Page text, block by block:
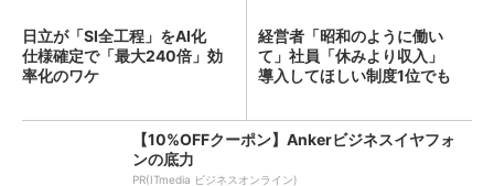
日立が「SI全工程」をAI化
仕様確定で「最大240倍」効
率化のワケ
経営者「昭和のように働い
て」社員「休みより収入」
導入してほしい制度1位でも
【10%OFFクーポン】Ankerビジネスイヤフォ
ンの底力
PR(ITmedia ビジネスオンライン)